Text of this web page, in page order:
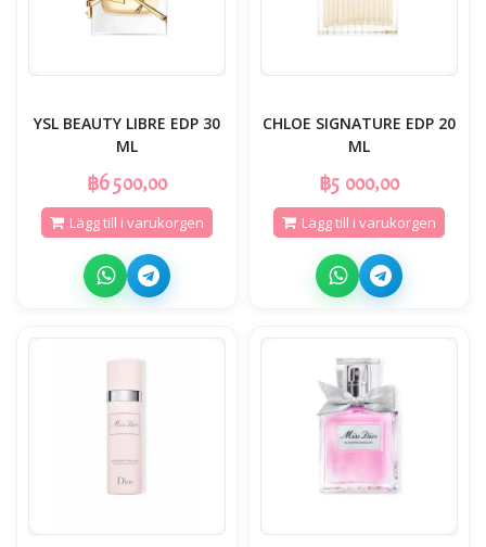
YSL BEAUTY LIBRE EDP 30
ML
฿6 500,00
Lägg till i varukorgen
CHLOE SIGNATURE EDP 20
ML
฿5 000,00
Lägg till i varukorgen